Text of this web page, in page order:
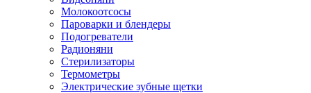
Молокоотсосы
Пароварки и блендеры
Подогреватели
Радионяни
Стерилизаторы
Термометры
Электрические зубные щетки